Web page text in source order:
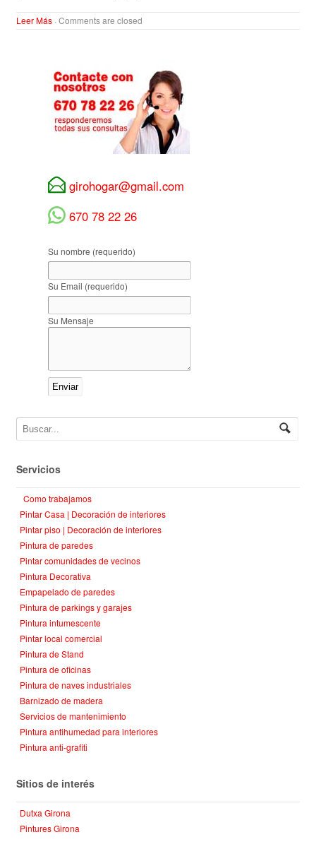
Leer Más· Comments are closed
girohogar@gmail.com
670 78 22 26
Su nombre (requerido)
Su Email (requerido)
Su Mensaje
Servicios
Como trabajamos
Pintar Casa | Decoración de interiores
Pintar piso | Decoración de interiores
Pintura de paredes
Pintar comunidades de vecinos
Pintura Decorativa
Empapelado de paredes
Pintura de parkings y garajes
Pintura intumescente
Pintar local comercial
Pintura de Stand
Pintura de oficinas
Pintura de naves industriales
Barnizado de madera
Servicios de mantenimiento
Pintura antihumedad para interiores
Pintura anti-grafiti
Sitios de interés
Dutxa Girona
Pintures Girona